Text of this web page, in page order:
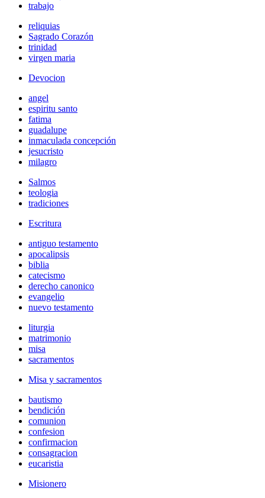
trabajo
reliquias
Sagrado Corazón
trinidad
virgen maria
Devocion
angel
espiritu santo
fatima
guadalupe
inmaculada concepción
jesucristo
milagro
Salmos
teologia
tradiciones
Escritura
antiguo testamento
apocalipsis
biblia
catecismo
derecho canonico
evangelio
nuevo testamento
liturgia
matrimonio
misa
sacramentos
Misa y sacramentos
bautismo
bendición
comunion
confesion
confirmacion
consagracion
eucaristia
Misionero